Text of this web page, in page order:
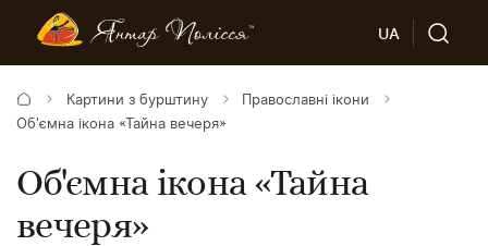
UA
Картини з бурштину
Православні ікони
Об'ємна ікона «Тайна вечеря»
Об'ємна ікона «Тайна
вечеря»